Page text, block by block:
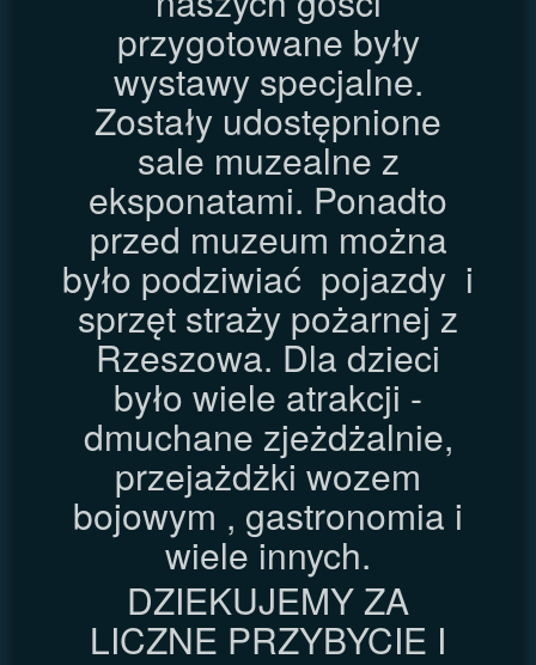
przygotowane były
wystawy specjalne.
Zostały udostępnione
sale muzealne z
eksponatami. Ponadto
przed muzeum można
było podziwiać pojazdy i
sprzęt straży pożarnej z
Rzeszowa. Dla dzieci
było wiele atrakcji -
dmuchane zjeżdżalnie,
przejażdżki wozem
bojowym , gastronomia i
wiele innych.
DZIEKUJEMY ZA
LICZNE PRZYBYCIE I